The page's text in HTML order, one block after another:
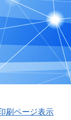
刷ページ表示